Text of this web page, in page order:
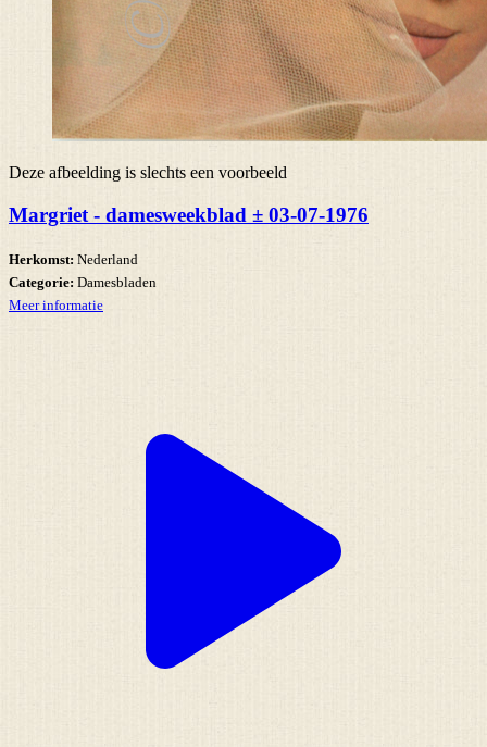
Deze afbeelding is slechts een voorbeeld
Margriet - damesweekblad ± 03-07-1976
Herkomst: Nederland
Categorie: Damesbladen
Meer informatie